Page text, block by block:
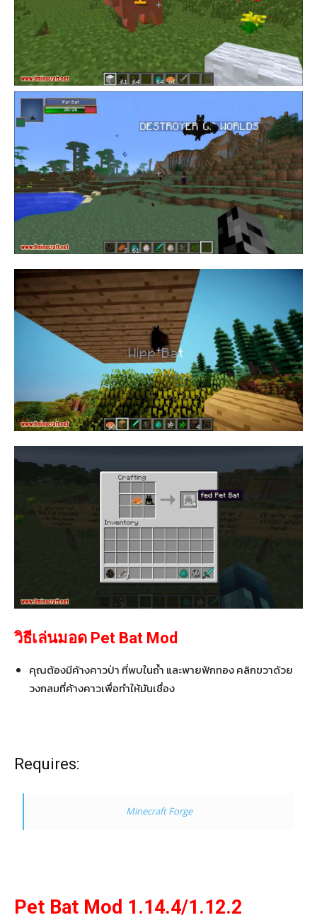
วิธีเล่นมอด Pet Bat Mod
คุณต้องมีค้างคาวป่า ที่พบในถ้ำ และพายฟักทอง คลิกขวาด้วย
วงกลมที่ค้างคาวเพื่อทำให้มันเชื่อง
Requires:
Minecraft Forge
Pet Bat Mod 1.14.4/1.12.2